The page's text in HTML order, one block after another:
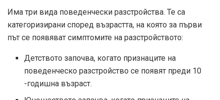
Има три вида поведенчески разстройства. Те са
категоризирани според възрастта, на която за първи
път се появяват симптомите на разстройството:
Детството започва, когато признаците на
поведенческо разстройство се появят преди 10
-годишна възраст.